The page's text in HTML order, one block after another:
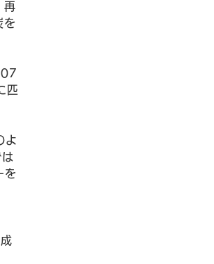
再
を
匹
よ
を